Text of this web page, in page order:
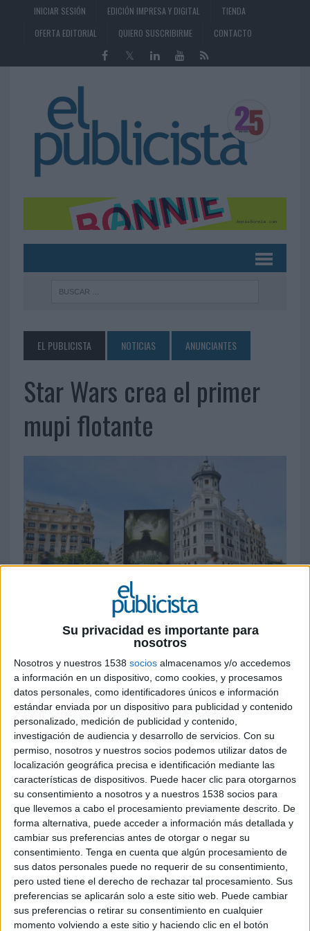
Su privacidad es importante para
nosotros
Nosotros y nuestros 1538 socios almacenamos y/o accedemos
a información en un dispositivo, como cookies, y procesamos
datos personales, como identificadores únicos e información
estándar enviada por un dispositivo para publicidad y contenido
personalizado, medición de publicidad y contenido,
investigación de audiencia y desarrollo de servicios. Con su
permiso, nosotros y nuestros socios podemos utilizar datos de
localización geográfica precisa e identificación mediante las
características de dispositivos. Puede hacer clic para otorgarnos
su consentimiento a nosotros y a nuestros 1538 socios para
que llevemos a cabo el procesamiento previamente descrito. De
forma alternativa, puede acceder a información más detallada y
cambiar sus preferencias antes de otorgar o negar su
consentimiento. Tenga en cuenta que algún procesamiento de
sus datos personales puede no requerir de su consentimiento,
pero usted tiene el derecho de rechazar tal procesamiento. Sus
preferencias se aplicarán solo a este sitio web. Puede cambiar
sus preferencias o retirar su consentimiento en cualquier
momento volviendo a este sitio y haciendo clic en el botón
INICIAR SESIÓN EDICIÓN IMPRESA Y DIGITAL
TIENDA
OFERTA EDITORIAL
QUIERO SUSCRIBIRME CONTACTO
EL PUBLICISTA NOTICIAS ANUNCIANTES
Star Wars crea el primer
mupi flotante
26 DE MAYO DE 2026
La saga vuelve a los cines tras siete años
con en el estreno de ‘The Mandalorian and
Grogu’ y para celebrarlo, Star Wars ha
creado una campaña experiencial
Star Warslleva de nuevo su universo a la
pantalla grande con ‘The Mandalorian and
Grogu’ y para celebrarlo, ha creado una campaña
junto conHavas Creative. La acción consta de
una activación en exterior en la que los clásicos
mupis con el póster oficial de la película flotan en
mitad de la calle como si Grogu estuviera
utilizando la Fuerza para hacerlos levitar.
Los mupis pudieron disfrutarse los días 18 y 19 de
mayo en distintos puntos de Madrid como
Cibeles, Alonso Martínez o las calles Alcalá y